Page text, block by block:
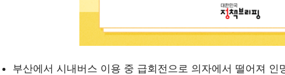
부산에서 시내버스 이용 중 급회전으로 의자에서 떨어져